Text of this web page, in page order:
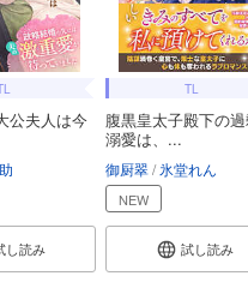
公夫人は今
し読み
TL
腹黒皇太子殿下の
溺愛は、...
御厨翠 氷堂れん
NEW
試し読み